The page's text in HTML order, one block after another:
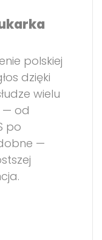
polskiej
dzięki
wielu
— od
po
—